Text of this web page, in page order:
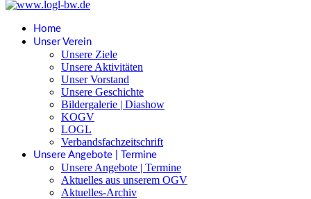
Home
Unser Verein
Unsere Ziele
Unsere Aktivitäten
Unser Vorstand
Unsere Geschichte
Bildergalerie | Diashow
KOGV
LOGL
Verbandsfachzeitschrift
Unsere Angebote | Termine
Unsere Angebote | Termine
Aktuelles aus unserem OGV
Aktuelles-Archiv